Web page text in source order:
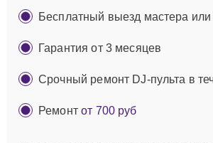
Бесплатный выезд мастера или
Гарантия от 3 месяцев
Срочный ремонт DJ-пульта в
Ремонтот 700 руб